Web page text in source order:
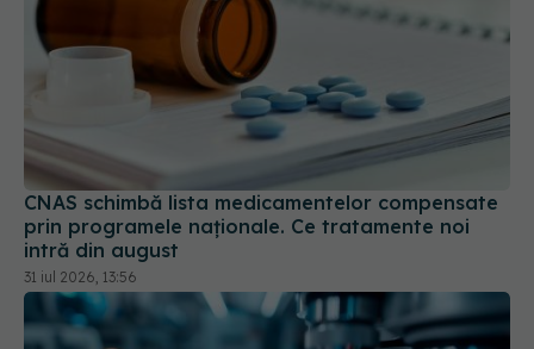
CNAS schimbă lista medicamentelor compensate
prin programele naționale. Ce tratamente noi
intră din august
31 iul 2026, 13:56